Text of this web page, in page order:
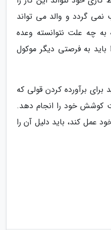
گردد و والد می تواند
چه علت نتوانسته وعده
باید به فرصتی دیگر موکول
برای برآورده کردن قولی که
کوشش خود را انجام دهد.
عمل کند، باید دلیل آن را